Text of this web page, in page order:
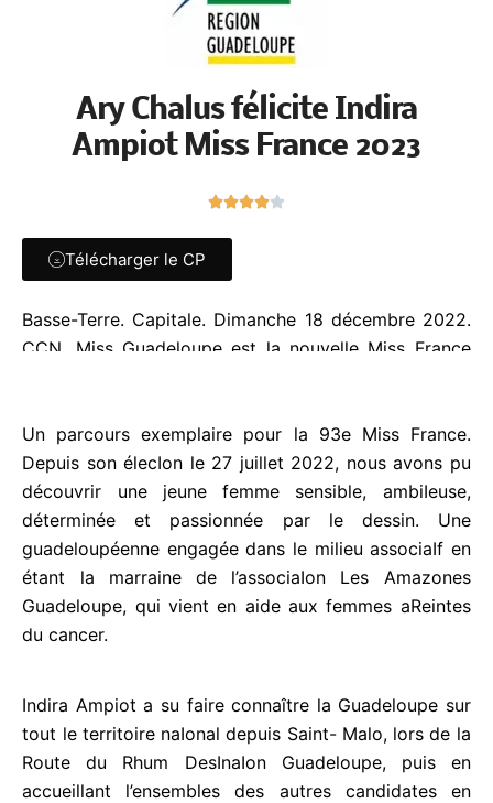
Ary Chalus félicite Indira
Ampiot Miss France 2023
N
s
u
Télécharger le CP
Basse-Terre. Capitale. Dimanche 18 décembre
2022. CCN. Miss Guadeloupe est la nouvelle Miss
Un parcours exemplaire pour la 93e Miss France.
Depuis son élecIon le 27 juillet 2022, nous avons
pu découvrir une jeune femme sensible, ambiIeuse,
déterminée et passionnée par le dessin. Une
guadeloupéenne engagée dans le milieu associaIf
en étant la marraine de l’associaIon Les Amazones
Guadeloupe, qui vient en aide aux femmes aReintes
du cancer.
Indira Ampiot a su faire connaître la Guadeloupe
sur tout le territoire naIonal depuis Saint- Malo, lors
de la Route du Rhum DesInaIon Guadeloupe, puis
en accueillant l’ensembles des autres candidates en